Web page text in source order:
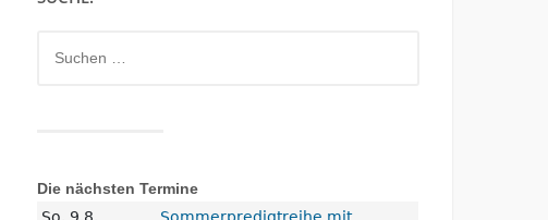
nach:
Die nächsten Termine